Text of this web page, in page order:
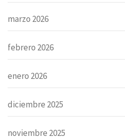
marzo 2026
febrero 2026
enero 2026
diciembre 2025
noviembre 2025